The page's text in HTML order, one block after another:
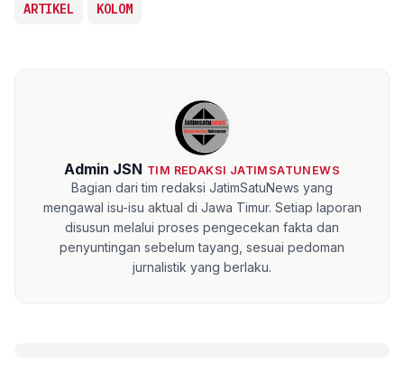
ARTIKEL KOLOM
Admin JSN TIM REDAKSI JATIMSATUNEWS
Bagian dari tim redaksi JatimSatuNews yang
mengawal isu-isu aktual di Jawa Timur. Setiap laporan
disusun melalui proses pengecekan fakta dan
penyuntingan sebelum tayang, sesuai pedoman
jurnalistik yang berlaku.